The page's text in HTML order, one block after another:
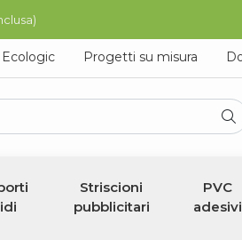
Ecologic Progetti su misura
Striscioni
pubblicitari
PVC
adesivi